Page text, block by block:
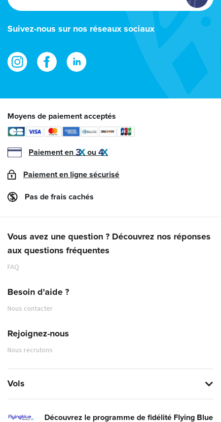
adresse
e-
Suivez-nous sur nos réseaux sociaux
Moyens de paiement acceptés
Paiement en ou
Paiement en ligne sécurisé
Pas de frais cachés
Vous avez une question ? Découvrez nos réponses
aux questions fréquentes
FAQ
Besoin d'aide ?
Nous contacter
Rejoignez-nous
Nous recrutons
Vols
Découvrez le programme de fidélité Flying Blue